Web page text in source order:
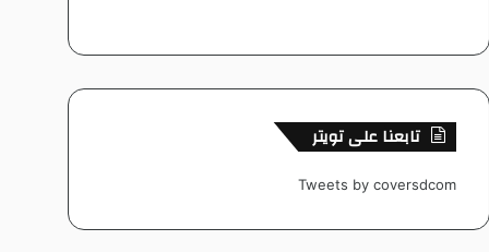
تابعنا على تويتر
Tweets by coversdcom